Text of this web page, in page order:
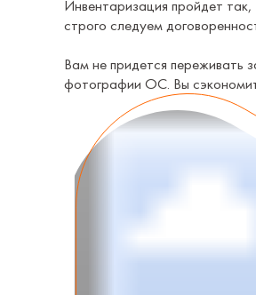
Инвентаризация пройдет
строго следуем
Вам не придется переживать
фотографии ОС. Вы